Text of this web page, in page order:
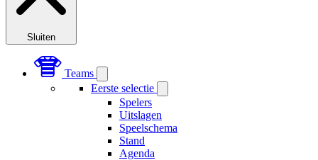
Sluiten
Teams
Eerste selectie
Spelers
Uitslagen
Speelschema
Stand
Agenda